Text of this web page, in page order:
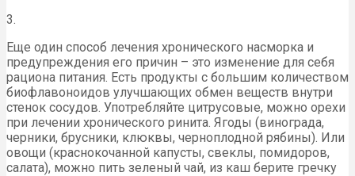
3.
Еще один способ лечения хронического насморка и
предупреждения его причин – это изменение для себя
рациона питания. Есть продукты с большим количеством
биофлавоноидов улучшающих обмен веществ внутри
стенок сосудов. Употребляйте цитрусовые, можно орехи
при лечении хронического ринита. Ягоды (винограда,
черники, брусники, клюквы, черноплодной рябины). Или
овощи (краснокочанной капусты, свеклы, помидоров,
салата), можно пить зеленый чай, из каш берите гречку